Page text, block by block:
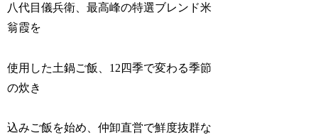
八代目儀兵衛、最高峰の特選ブレンド米
翁霞を
使用した土鍋ご飯、12四季で変わる季節
の炊き
込みご飯を始め、仲卸直営で鮮度抜群な